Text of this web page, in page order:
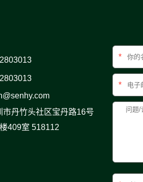
市丹竹头社区宝丹路16号
409室 518112
*
*